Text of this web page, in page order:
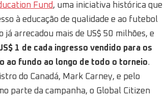
Fund, uma iniciativa histórica que
à educação de qualidade e ao futebol
arrecadou mais de US$ 50 milhões, e
1 de cada ingresso vendido para os
ao fundo ao longo de todo o torneio.
do Canadá, Mark Carney, e pelo
parte da campanha, o Global Citizen